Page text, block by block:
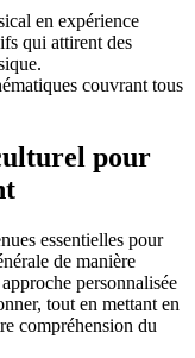
en expérience
qui attirent des
couvrant tous
pour
essentielles pour
de manière
personnalisée
tout en mettant en
compréhension du